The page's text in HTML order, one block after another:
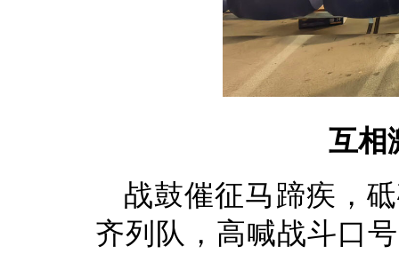
互相
战鼓催征马蹄疾，
齐列队，高喊战斗口